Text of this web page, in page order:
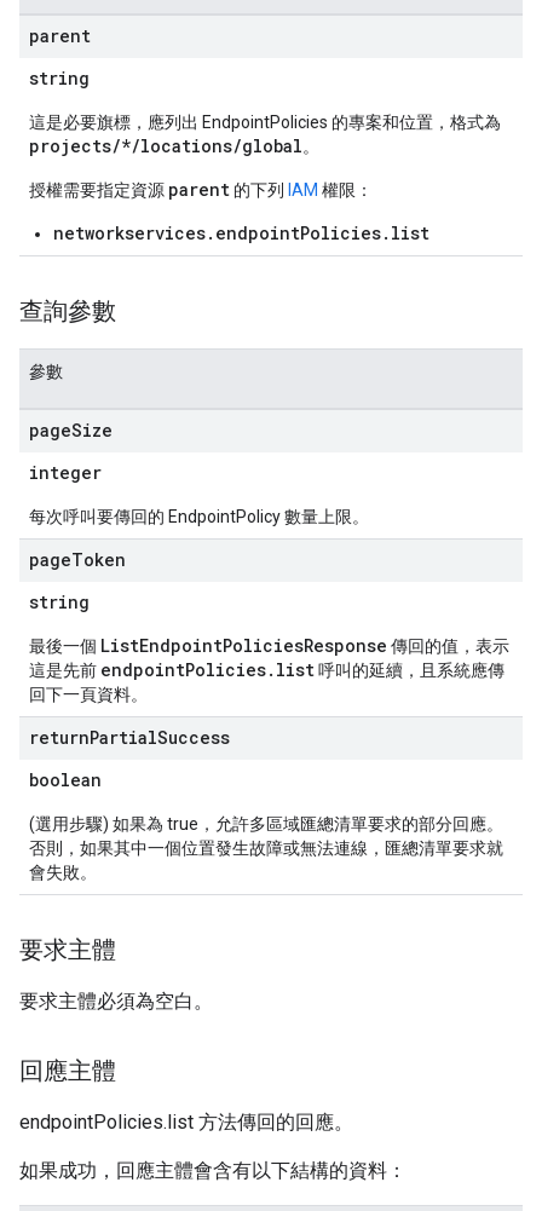
parent
string
這是必要旗標，應列出 EndpointPolicies 的專案和位置，格式為
projects/*/locations/global。
授權需要指定資源 parent 的下列 IAM 權限：
networkservices.endpointPolicies.list
查詢參數
參數
pageSize
integer
每次呼叫要傳回的 EndpointPolicy 數量上限。
pageToken
string
最後一個 ListEndpointPoliciesResponse 傳回的值，表示
這是先前 endpointPolicies.list呼叫的延續，且系統應傳
回下一頁資料。
returnPartialSuccess
boolean
(選用步驟) 如果為 true，允許多區域匯總清單要求的部分回應。
否則，如果其中一個位置發生故障或無法連線，匯總清單要求就
會失敗。
要求主體
要求主體必須為空白。
回應主體
endpointPolicies.list 方法傳回的回應。
如果成功，回應主體會含有以下結構的資料：